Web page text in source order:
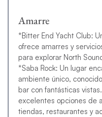
Amarre
*Bitter End Yacht Club:
ofrece amarres y
para explorar North
*Saba Rock: Un lugar
ambiente único,
bar con fantásticas
excelentes opciones de
tiendas, restaurantes y